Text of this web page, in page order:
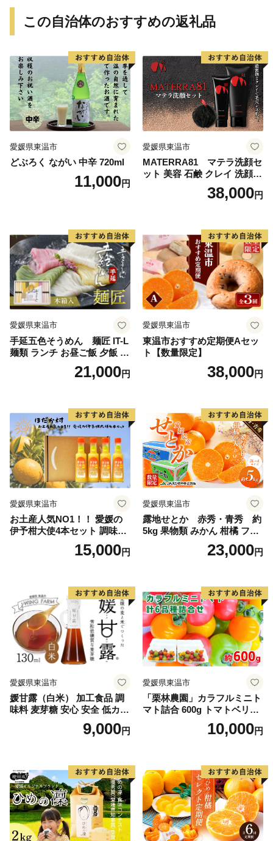
この自治体のおすすめの返礼品
愛媛県東温市
どぶろく ながい 中辛 720ml
11,000円
愛媛県東温市
MATERRA81 マテラ洗顔セ
ット 美容 石鹸 クレイ 洗顔フ
ォーム マテラ 泡立てネット
38,000円
愛媛県東温市
手延五色そうめん 麺匠 IT-L
麺類 ランチ お昼ご飯 夕飯 晩
御飯 手延べそうめん そうめ
ん詰合せ 華やか 贈り物
21,000円
愛媛県東温市
東温市おすすめ定期便Aセッ
ト【数量限定】
38,000円
愛媛県東温市
お土産人気NO1！！ 愛媛の
伊予柑大使4本セット 調味料
ドレッシング サラダ いよか
ん 愛媛産 カルパッチョ
15,000円
愛媛県東温市
露地せとか 赤秀・青秀 約
5kg 果物類 みかん 柑橘 フル
ーツ 食後 デザート ジューシ
ー 甘い コク 香り 国産 愛媛
23,000円
愛媛県東温市
媛甘露（白米） 加工食品 調
味料 麦芽糖 安心 安全 低カロ
リー 甘味料 シロップタイプ
上品な甘み お菓子作り 料理
9,000円
愛媛県東温市
「栗林農園」カラフルミニト
マト詰合 600g トマトベリー
ピーチチェリー イエローミ
ミ サングリーン トスカーナ
10,000円